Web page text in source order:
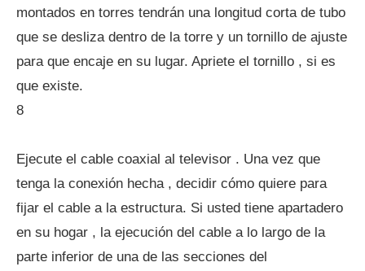
montados en torres tendrán una longitud corta de tubo
que se desliza dentro de la torre y un tornillo de ajuste
para que encaje en su lugar. Apriete el tornillo , si es
que existe.
8
Ejecute el cable coaxial al televisor . Una vez que
tenga la conexión hecha , decidir cómo quiere para
fijar el cable a la estructura. Si usted tiene apartadero
en su hogar , la ejecución del cable a lo largo de la
parte inferior de una de las secciones del